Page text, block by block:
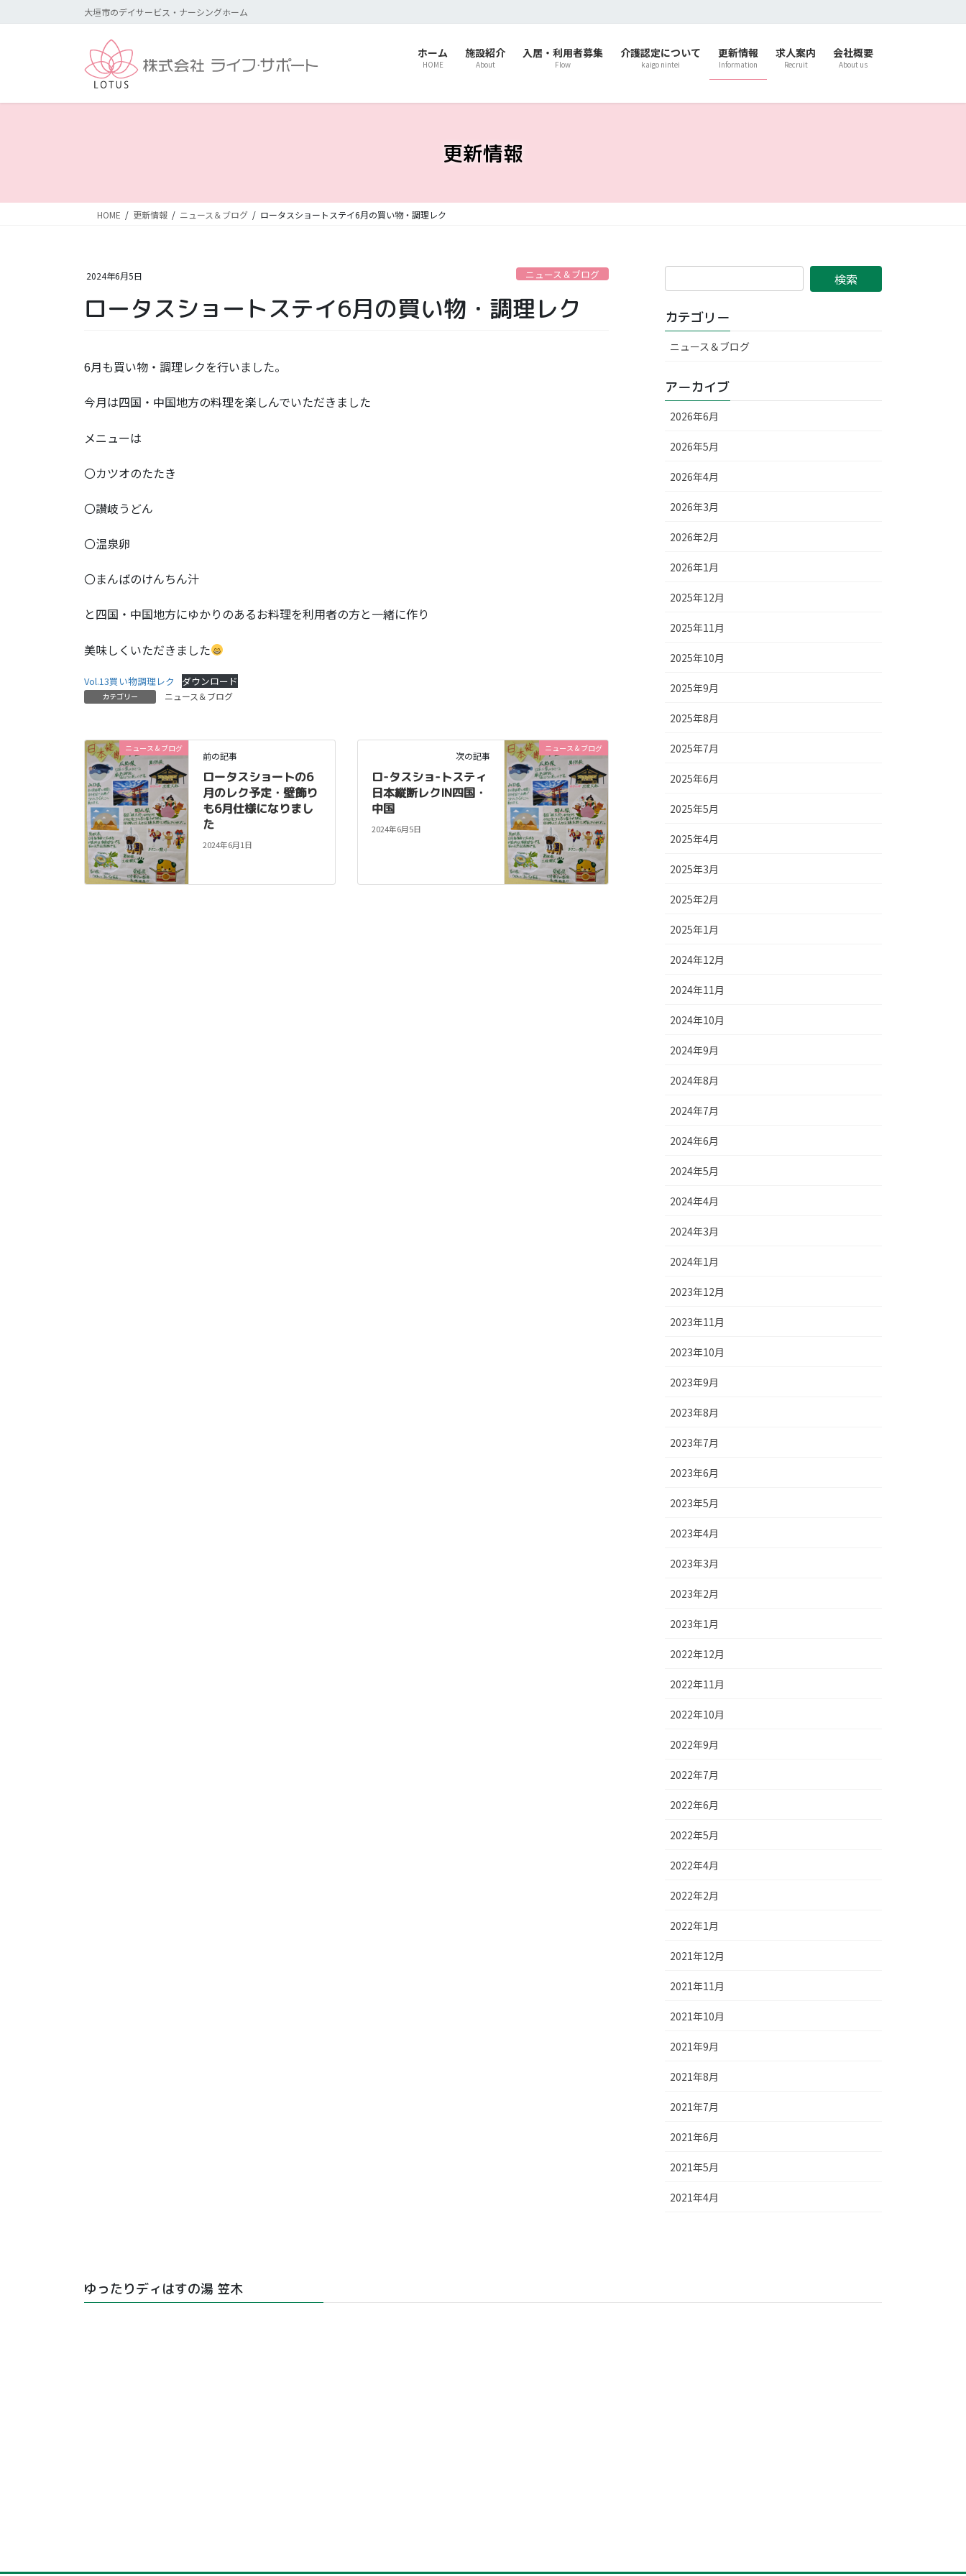
ン
ビ
大垣市のデイサービス・ナーシングホーム
ホーム
HOME
施設紹介
About
入居・利用者募集
Flow
介護認定について
kaigo nintei
更新情報
Information
求人案内
Recruit
会社概要
About us
更新情報
HOME 更新情報 ニュース＆ブログ ロータスショートステイ6月の買い物・調理レク
2024年6月5日 ニュース＆ブログ
ロータスショートステイ6月の買い物・調理レク
6月も買い物・調理レクを行いました。
今月は四国・中国地方の料理を楽しんでいただきました
メニューは
〇カツオのたたき
〇讃岐うどん
〇温泉卵
〇まんばのけんちん汁
と四国・中国地方にゆかりのあるお料理を利用者の方と一緒に作り
美味しくいただきました
Vol.13買い物調理レク ダウンロード
カテゴリー ニュース＆ブログ
ニュース＆ブログ
前の記事
ロータスショートの6
月のレク予定・壁飾り
も6月仕様になりまし
た
2024年6月1日
ニュース＆ブログ
次の記事
ロ-タスショ-トスティ
日本縦断レクIN四国・
中国
2024年6月5日
カテゴリー
ニュース＆ブログ
アーカイブ
2026年6月
2026年5月
2026年4月
2026年3月
2026年2月
2026年1月
2025年12月
2025年11月
2025年10月
2025年9月
2025年8月
2025年7月
2025年6月
2025年5月
2025年4月
2025年3月
2025年2月
2025年1月
2024年12月
2024年11月
2024年10月
2024年9月
2024年8月
2024年7月
2024年6月
2024年5月
2024年4月
2024年3月
2024年1月
2023年12月
2023年11月
2023年10月
2023年9月
2023年8月
2023年7月
2023年6月
2023年5月
2023年4月
2023年3月
2023年2月
2023年1月
2022年12月
2022年11月
2022年10月
2022年9月
2022年7月
2022年6月
2022年5月
2022年4月
2022年2月
2022年1月
2021年12月
2021年11月
2021年10月
2021年9月
2021年8月
2021年7月
2021年6月
2021年5月
2021年4月
ゆったりディはすの湯 笠木